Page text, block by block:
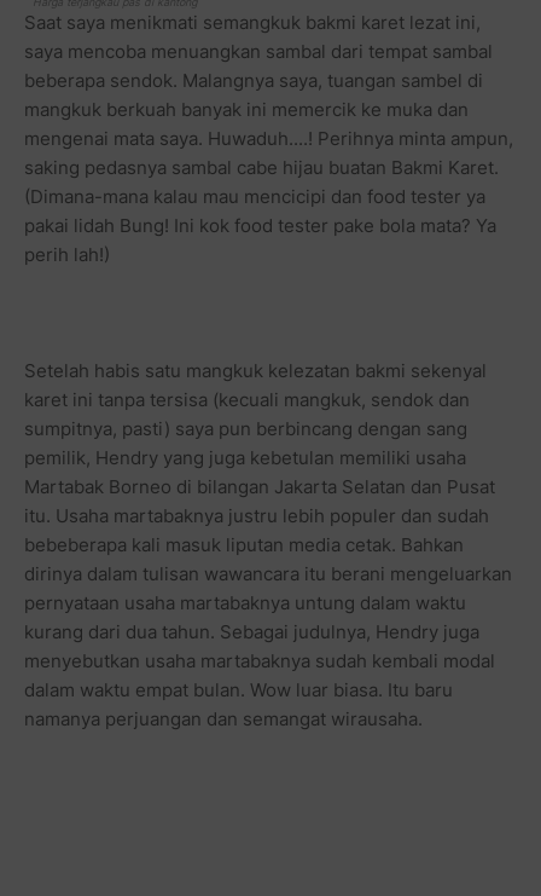
Saat saya menikmati semangkuk bakmi karet lezat ini,
saya mencoba menuangkan sambal dari tempat sambal
beberapa sendok. Malangnya saya, tuangan sambel di
mangkuk berkuah banyak ini memercik ke muka dan
mengenai mata saya. Huwaduh....! Perihnya minta ampun,
saking pedasnya sambal cabe hijau buatan Bakmi Karet.
(Dimana-mana kalau mau mencicipi dan food tester ya
pakai lidah Bung! Ini kok food tester pake bola mata? Ya
perih lah!)
Setelah habis satu mangkuk kelezatan bakmi sekenyal
karet ini tanpa tersisa (kecuali mangkuk, sendok dan
sumpitnya, pasti) saya pun berbincang dengan sang
pemilik, Hendry yang juga kebetulan memiliki usaha
Martabak Borneo di bilangan Jakarta Selatan dan Pusat
itu. Usaha martabaknya justru lebih populer dan sudah
bebeberapa kali masuk liputan media cetak. Bahkan
dirinya dalam tulisan wawancara itu berani mengeluarkan
pernyataan usaha martabaknya untung dalam waktu
kurang dari dua tahun. Sebagai judulnya, Hendry juga
menyebutkan usaha martabaknya sudah kembali modal
dalam waktu empat bulan. Wow luar biasa. Itu baru
namanya perjuangan dan semangat wirausaha.